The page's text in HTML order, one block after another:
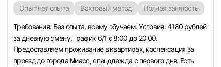
Войти
или любым удобным способом
Войти с VK ID
Опыт нет опыта Вахтовый метод Полная занятость
Требования: Без опыта, всему обучаем. Условия: 4180 рублей
за дневную смену. График 6/1 с 8:00 до 20:00.
Предоставляем проживание в квартирах, коспенсация за
проезд до города Миасс, спецодежда с первого дня. Есть